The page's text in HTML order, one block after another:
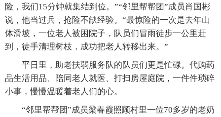
险，我们15分钟就集结到位。”“邻里帮帮团”成员肖国彬
说，他当过兵，抢险不缺经验。“最惊险的一次是去年山
体滑坡，一位老人被困院子，队员们冒雨徒步一公里赶
到，徒手清理树枝，成功把老人转移出来。”
平日里，助老扶弱服务队的队员们更是忙碌。代购药
品生活用品、陪同老人就医、打扫房屋庭院，一件件琐碎
小事，慢慢温暖着老人们的心。
“邻里帮帮团”成员梁春霞照顾村里一位70多岁的老奶